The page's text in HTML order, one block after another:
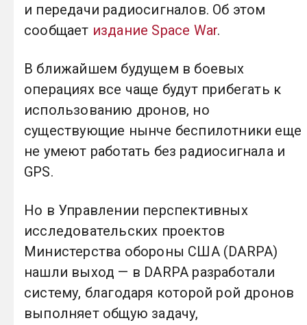
и передачи радиосигналов. Об этом
сообщает издание Space War.
В ближайшем будущем в боевых
операциях все чаще будут прибегать к
использованию дронов, но
существующие нынче беспилотники еще
не умеют работать без радиосигнала и
GPS.
Но в Управлении перспективных
исследовательских проектов
Министерства обороны США (DARPA)
нашли выход — в DARPA разработали
систему, благодаря которой рой дронов
выполняет общую задачу,